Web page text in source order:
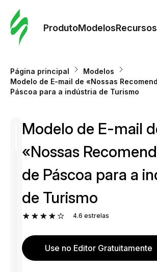
ProdutoModelosRecursos
Página principal
Modelos
Modelo de E-mail de «Nossas
Páscoa para a indústria de Turismo
Modelo de E-mail
«Nossas
de Páscoa para a
de Turismo
4.6 estrelas
Use no Editor Gratuitamente